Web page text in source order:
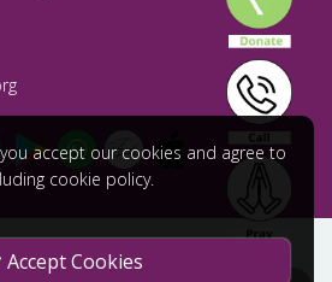
Calls - Praying for the World
accept our cookies and agree to
cookie policy.
Accept Cookies